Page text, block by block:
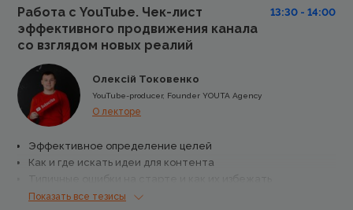
социальных медиа
Работа с YouTube. Чек-лист
эффективного продвижения канала
со взглядом новых реалий
13:30 - 14:00
Олексій Токовенко
YouTube-producer, Founder YOUTA Agency
О лекторе
Эффективное определение целей
Как и где искать идеи для контента
С чего начать работу над каналом и как не бросить
Показать все тезисы